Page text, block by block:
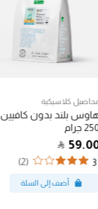
كلاسيكية
بلند بدون كافيين
جرام
3
(2)